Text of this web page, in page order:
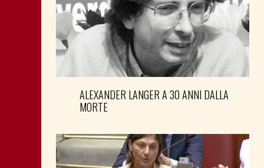
ALEXANDER LANGER A 30 ANNI DALLA
MORTE